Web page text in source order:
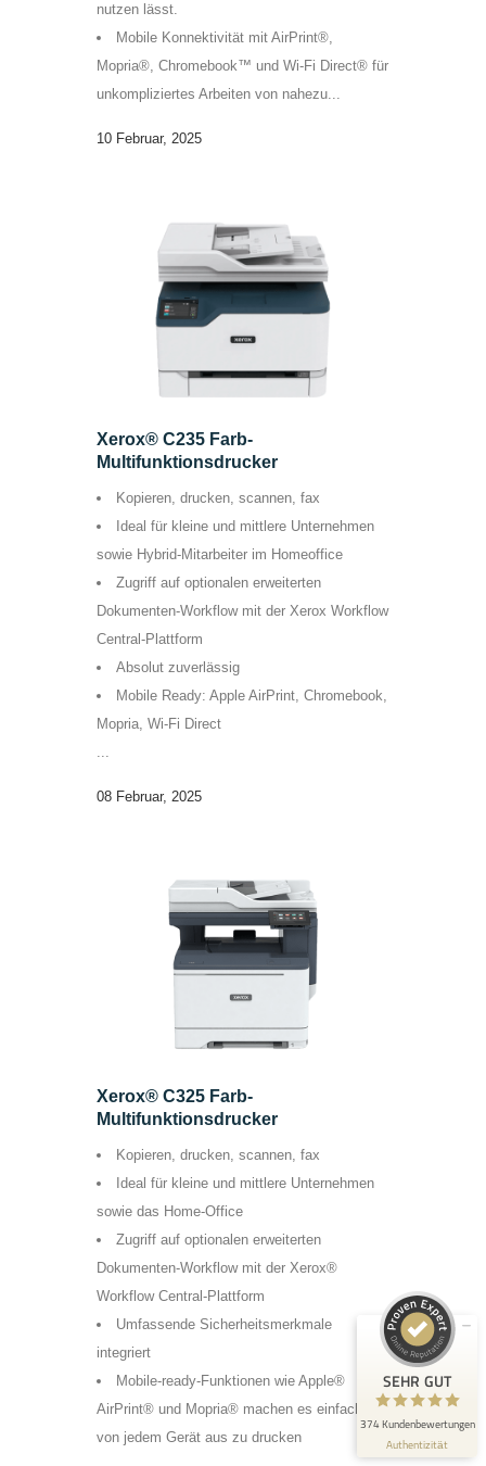
nutzen lässt.
Mobile Konnektivität mit AirPrint®,
Mopria®, Chromebook™ und Wi-Fi Direct® für
unkompliziertes Arbeiten von nahezu...
10 Februar, 2025
Xerox® C235 Farb-
Multifunktionsdrucker
Kopieren, drucken, scannen, fax
Ideal für kleine und mittlere Unternehmen
sowie Hybrid-Mitarbeiter im Homeoffice
Zugriff auf optionalen erweiterten
Dokumenten-Workflow mit der Xerox Workflow
Central-Plattform
Absolut zuverlässig
Mobile Ready: Apple AirPrint, Chromebook,
Mopria, Wi-Fi Direct
...
08 Februar, 2025
Xerox® C325 Farb-
Multifunktionsdrucker
Kopieren, drucken, scannen, fax
Ideal für kleine und mittlere Unternehmen
sowie das Home-Office
Zugriff auf optionalen erweiterten
Dokumenten-Workflow mit der Xerox®
Workflow Central-Plattform
Umfassende Sicherheitsmerkmale
integriert
Mobile-ready-Funktionen wie Apple®
AirPrint® und Mopria® machen es einfach,
von jedem Gerät aus zu drucken
SEHR GUT
374 Kundenbewertungen
Authentizität
Kundenbewertungen und Erfahrungen zu
SEHR GUT
4,80 / 5,00
304
Bewertungen auf
ProvenExpert.com
anderen Quelle
Blick aufs ProvenExpert-Profil werfen